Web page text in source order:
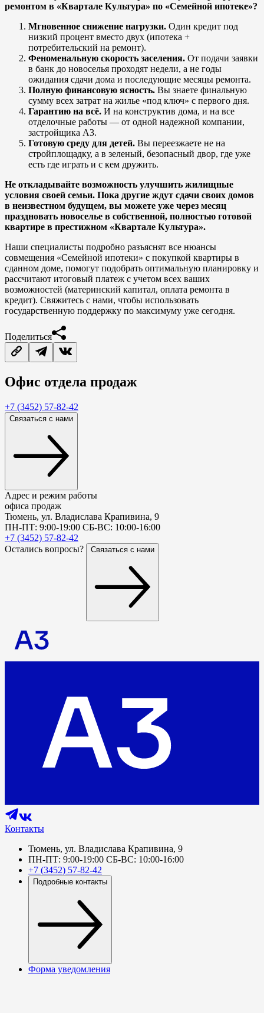
ремонтом в «Квартале Культура» по «Семейной ипотеке»?
Мгновенное снижение нагрузки. Один кредит под
низкий процент вместо двух (ипотека +
потребительский на ремонт).
Феноменальную скорость заселения. От подачи заявки
в банк до новоселья проходят недели, а не годы
ожидания сдачи дома и последующие месяцы ремонта.
Полную финансовую ясность. Вы знаете финальную
сумму всех затрат на жилье «под ключ» с первого дня.
Гарантию на всё. И на конструктив дома, и на все
отделочные работы — от одной надежной компании,
застройщика A3.
Готовую среду для детей. Вы переезжаете не на
стройплощадку, а в зеленый, безопасный двор, где уже
есть где играть и с кем дружить.
Не откладывайте возможность улучшить жилищные
условия своей семьи. Пока другие ждут сдачи своих домов
в неизвестном будущем, вы можете уже через месяц
праздновать новоселье в собственной, полностью готовой
квартире в престижном «Квартале Культура».
Наши специалисты подробно разъяснят все нюансы
совмещения «Семейной ипотеки» с покупкой квартиры в
сданном доме, помогут подобрать оптимальную планировку и
рассчитают итоговый платеж с учетом всех ваших
возможностей (материнский капитал, оплата ремонта в
кредит). Свяжитесь с нами, чтобы использовать
государственную поддержку по максимуму уже сегодня.
Поделиться
Офис отдела продаж
+7 (3452) 57-82-42
Связаться с нами
Адрес и режим работы
офиса продаж
Тюмень, ул. Владислава Крапивина, 9
ПН-ПТ: 9:00-19:00 СБ-ВС: 10:00-16:00
+7 (3452) 57-82-42
Остались вопросы?
Связаться с нами
Контакты
Тюмень, ул. Владислава Крапивина, 9
ПН-ПТ: 9:00-19:00 СБ-ВС: 10:00-16:00
+7 (3452) 57-82-42
Подробные контакты
Форма уведомления